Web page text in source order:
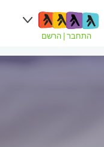
התחבר הרשם